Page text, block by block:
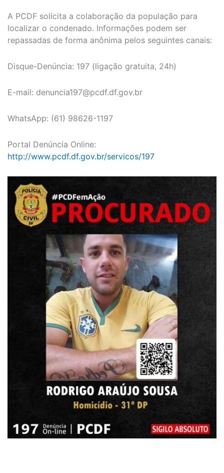
A PCDF solicita a colaboração da população para
localizar o condenado. Informações podem ser
repassadas de forma anônima pelos seguintes canais:
Disque-Denúncia: 197 (ligação gratuita, 24h)
E-mail: denuncia197@pcdf.df.gov.br
WhatsApp: (61) 98626-1197
Portal Denúncia Online:
http://www.pcdf.df.gov.br/servicos/197